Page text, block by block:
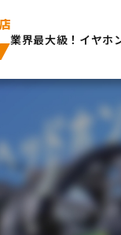
業界最大級！イヤホ